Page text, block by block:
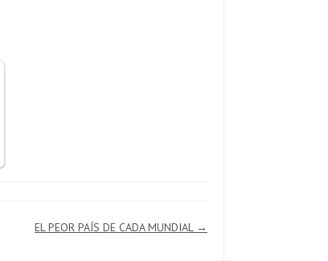
EL PEOR PAÍS DE CADA MUNDIAL →